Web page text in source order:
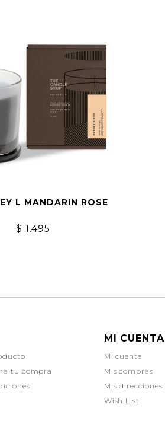
L MANDARIN ROSE
$ 1.495
tu compra
MI CUENTA
Mi cuenta
Mis compras
Mis direcciones
Wish List